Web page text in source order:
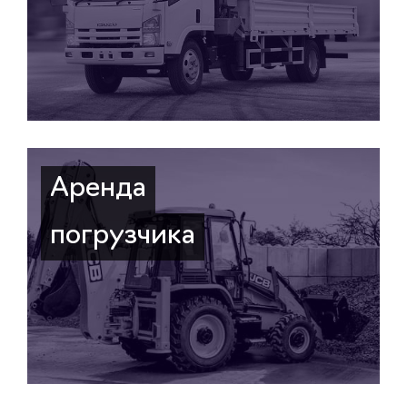
Аренда
погрузчика